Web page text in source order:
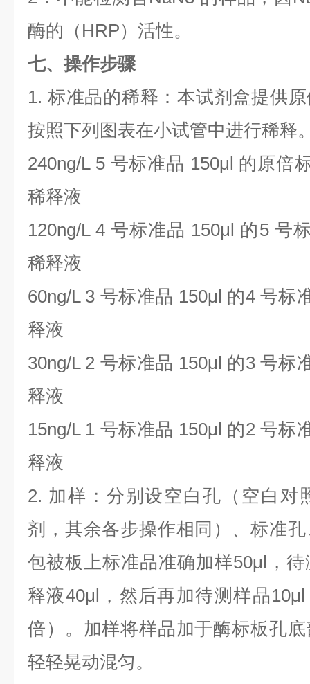
酶的（ HRP）活性。
七、操作步骤
1. 标准品的稀释：本试剂盒提供
按照下列图表在小试管中进行稀释
240ng/L 5 号标准品 150μl 的原倍
稀释液
120ng/L 4号标准品 150μl 的5 号
稀释液
60ng/L 3 号标准品 150μl 的4号标
释液
30ng/L 2 号标准品 150μl 的3号标
释液
15ng/L 1 号标准品 150μl 的2号标
释液
2. 加样：分别设空白孔（空白对
剂，其余各步操作相同）、标准
包被板上标准品准确加样50μl ，
释液40μl ，然后再加待测样品10μl
倍）。加样将样品加于酶标板孔
轻轻晃动混匀。